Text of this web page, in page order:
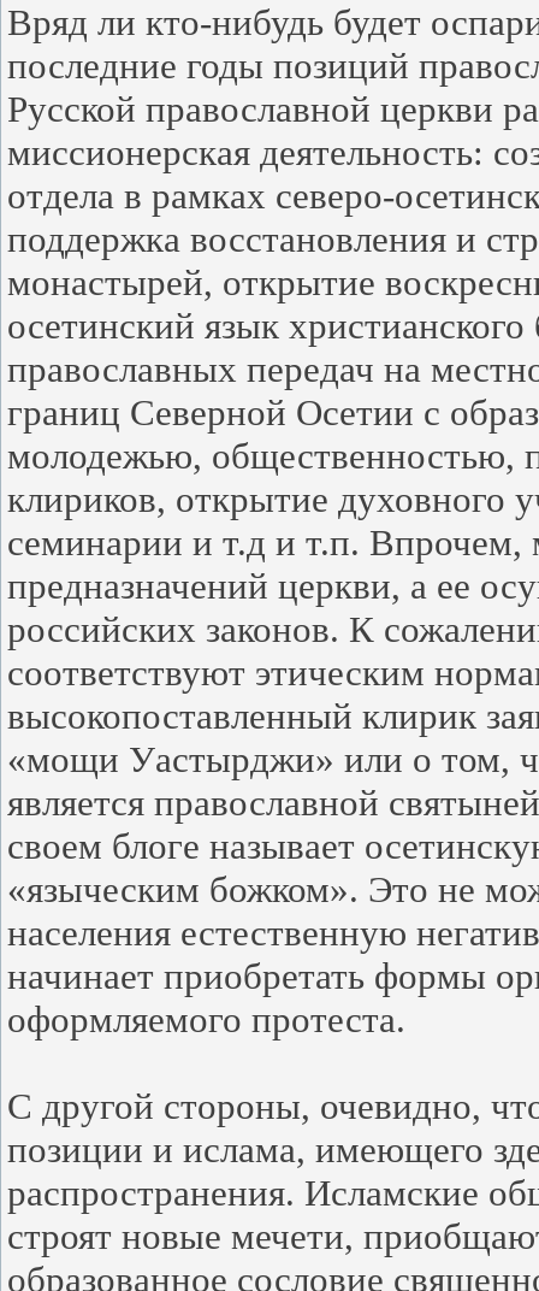
Вряд ли кто-нибудь будет
последние годы позиций
Русской православной церкви
миссионерская деятельность:
отдела в рамках северо-
поддержка восстановления и
монастырей, открытие
осетинский язык
православных передач на
границ Северной Осетии с
молодежью, общественностью,
клириков, открытие духовного
семинарии и т.д и т.п. Впрочем,
предназначений церкви, а ее
российских законов. К
соответствуют этическим
высокопоставленный клирик
«мощи Уастырджи» или о том,
является православной
своем блоге называет
«языческим божком». Это не
населения естественную
начинает приобретать формы
оформляемого протеста.
С другой стороны, очевидно,
позиции и ислама, имеющего
распространения. Исламские
строят новые мечети,
образованное сословие